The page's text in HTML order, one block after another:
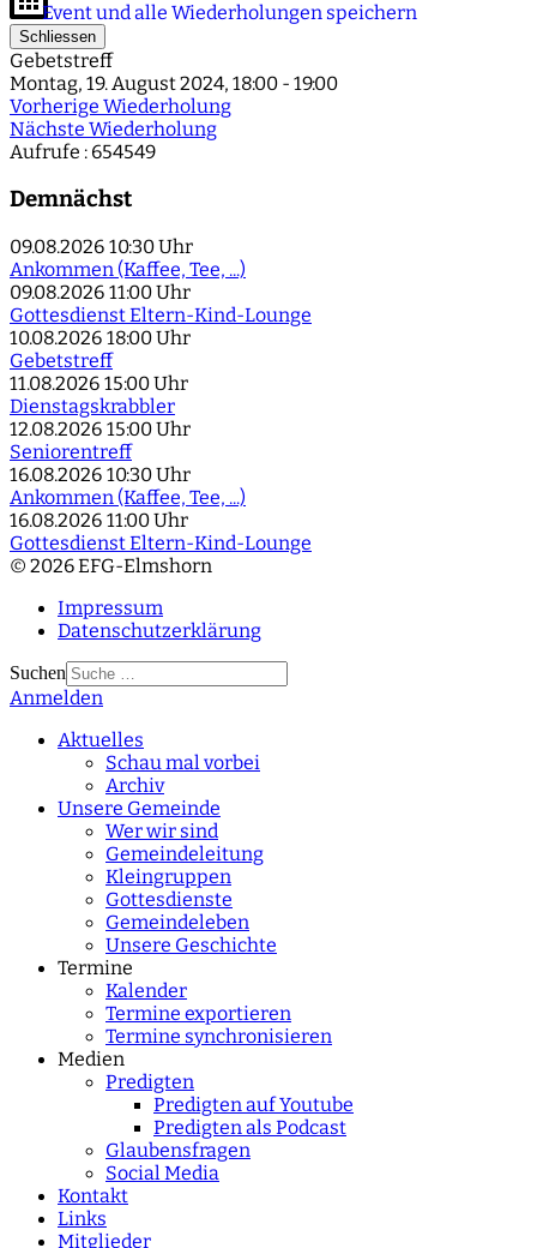
Event und alle Wiederholungen speichern
Schliessen
Gebetstreff
Montag, 19. August 2024, 18:00 - 19:00
Vorherige Wiederholung
Nächste Wiederholung
Aufrufe : 654549
Demnächst
09.08.2026 10:30 Uhr
Ankommen (Kaffee, Tee, ...)
09.08.2026 11:00 Uhr
Gottesdienst Eltern-Kind-Lounge
10.08.2026 18:00 Uhr
Gebetstreff
11.08.2026 15:00 Uhr
Dienstagskrabbler
12.08.2026 15:00 Uhr
Seniorentreff
16.08.2026 10:30 Uhr
Ankommen (Kaffee, Tee, ...)
16.08.2026 11:00 Uhr
Gottesdienst Eltern-Kind-Lounge
© 2026 EFG-Elmshorn
Impressum
Datenschutzerklärung
Suchen
Type 2 or more
Anmelden
Aktuelles
Schau mal vorbei
Archiv
Unsere Gemeinde
Wer wir sind
Gemeindeleitung
Kleingruppen
Gottesdienste
Gemeindeleben
Unsere Geschichte
Termine
Kalender
Termine exportieren
Termine synchronisieren
Medien
Predigten
Predigten auf Youtube
Predigten als Podcast
Glaubensfragen
Social Media
Kontakt
Links
Mitglieder